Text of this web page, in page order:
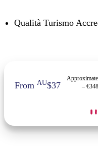
Qualità Turismo
FromAU$37
–